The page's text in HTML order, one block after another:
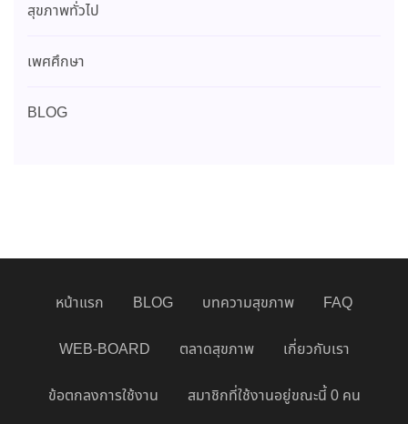
สุขภาพทั่วไป
เพศศึกษา
BLOG
หน้าแรก BLOG บทความสุขภาพ FAQ
WEB-BOARD ตลาดสุขภาพ เกี่ยวกับเรา
ข้อตกลงการใช้งาน สมาชิกที่ใช้งานอยู่ขณะนี้ 0 คน